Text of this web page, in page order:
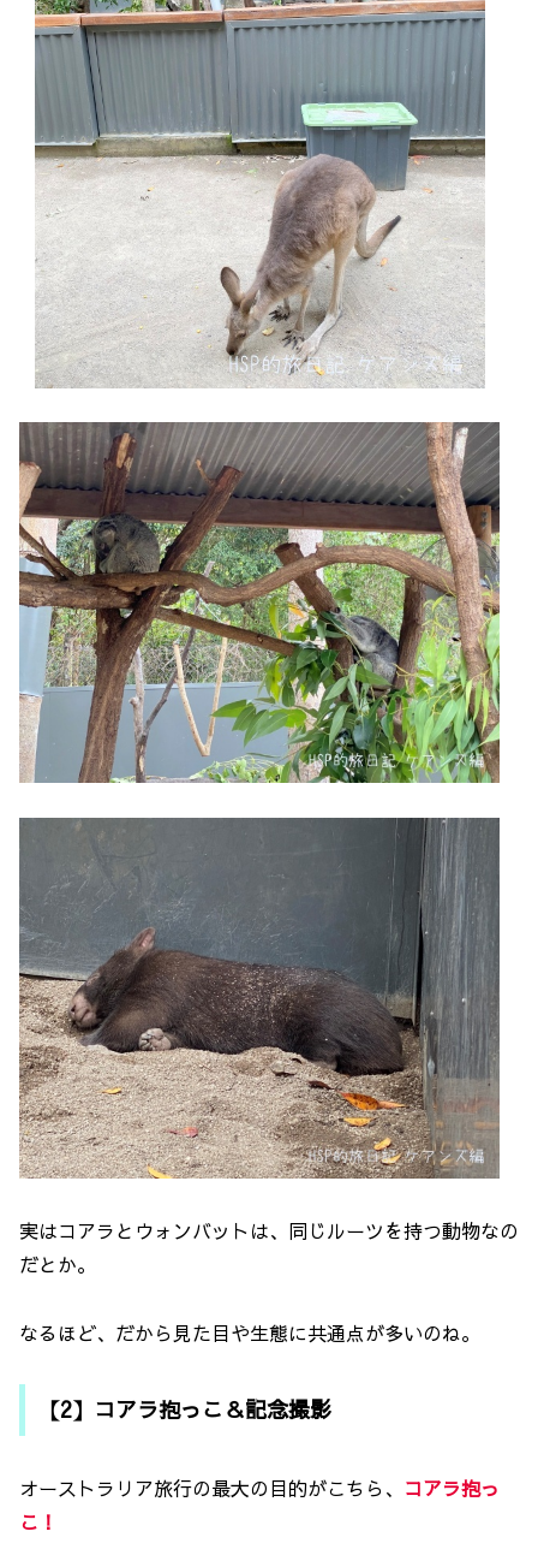
実はコアラとウォンバットは、同じルーツを持つ動物なの
だとか。
なるほど、だから見た目や生態に共通点が多いのね。
【2】コアラ抱っこ＆記念撮影
オーストラリア旅行の最大の目的がこちら、 コアラ抱っ
こ！